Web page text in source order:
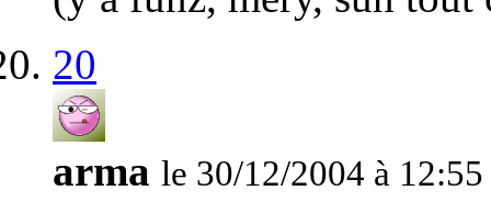
20
arma le 30/12/2004 à 12:55